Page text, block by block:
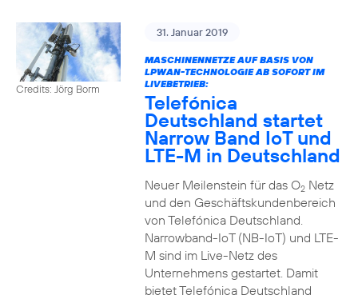
Credits: Jörg Borm
31. Januar 2019
MASCHINENNETZE AUF BASIS VON
LPWAN-TECHNOLOGIE AB SOFORT IM
LIVEBETRIEB:
Telefónica
Deutschland startet
Narrow Band IoT und
LTE-M in Deutschland
Neuer Meilenstein für das O2Netz
und den Geschäftskundenbereich
von Telefónica Deutschland.
Narrowband-IoT (NB-IoT) und LTE-
M sind im Live-Netz des
Unternehmens gestartet. Damit
bietet Telefónica Deutschland